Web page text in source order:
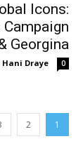
Icons:
Campaign
Georgina
Hani Draye 0
1
2